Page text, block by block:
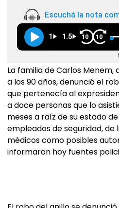
Escuchá la nota
1 1.5 10 10
La familia de Carlos Menem,
a los 90 años, denunció el
que pertenecía al
a doce personas que lo
meses a raíz de su estado
empleados de seguridad,
médicos como posibles
informaron hoy fuentes